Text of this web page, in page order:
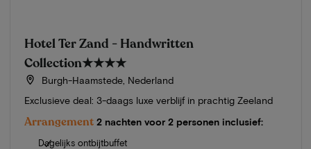
Hotel Ter Zand - Handwritten
Collection★★★★
Burgh-Haamstede, Nederland
Exclusieve deal: 3-daags luxe verblijf in prachtig Zeeland
Arrangement 2 nachten voor 2 personen inclusief:
Dagelijks ontbijtbuffet